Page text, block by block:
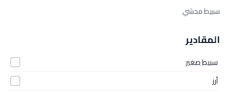
سبيط محشي
المقادير
سبيط صغير
أرز